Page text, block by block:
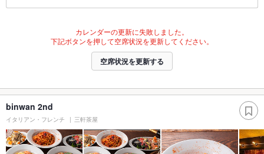
カレンダーの更新に失敗しました。
下記ボタンを押して空席状況を更新してください。
空席状況を更新する
binwan 2nd
イタリアン・フレンチ 三軒茶屋